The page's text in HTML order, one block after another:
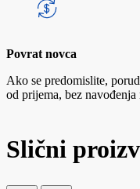
Povrat novca
Ako se predomislite,
od prijema, bez
Slični